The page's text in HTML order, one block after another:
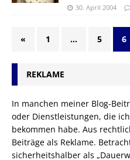
30. April 2004
« 1 … 5 6
REKLAME
In manchen meiner Blog-
oder Dienstleistungen, die
bekommen habe. Aus
Beiträge als Reklame.
sicherheitshalber als